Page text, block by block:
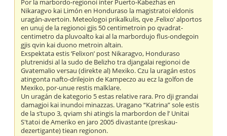
Por la marbordo-regionoi inter Puerto-Kabezhas en
Nikaragvo kai Limón en Honduraso la magistratoi eldonis
uragán-avertoin. Meteologoi prikalkulis, qve ‚Felixo’ alportos
en unuj de la regionoi gjis 50 centimetroin po qvadrat-
centimetro da pluvoalto kai al la marbordujo flus-ondegoin
gjis qvin kai duono metroin altain.
Exspektata estis ‘Felixon’ post Nikaragvo, Honduraso
plutrenidsi al la sudo de Belizho tra djangalai regionoi de
Gvatemalio versau (direkte al) Mexiko. Czu la uragán estos
atingonta nafto-drilejoin de Kampeczo au ecz la golfon de
Mexiko, por-unue restis malklare.
Un uragán de kategorio 5 estas relative rara. Pro dji grandai
damagjoi kai inundoi minazzas. Uragano “Katrina” sole estis
de la s’tupo 3, qviam shi atingis la marbordon de l’ Unitai
S'tatoi de Ameriko en jaro 2005 divastante (preskau-
dezertigante) tiean regionon.